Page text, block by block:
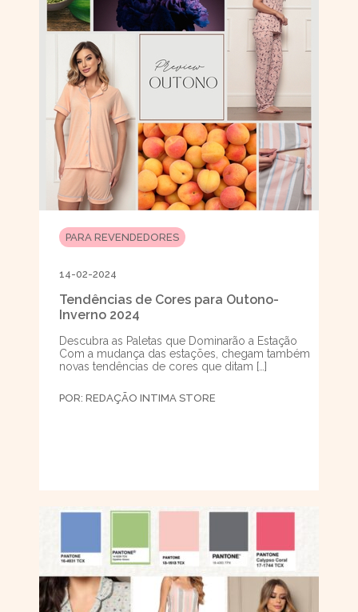
PARA REVENDEDORES
14-02-2024
Tendências de Cores para Outono-
Inverno 2024
Descubra as Paletas que Dominarão a Estação
Com a mudança das estações, chegam também
novas tendências de cores que ditam […]
POR: REDAÇÃO INTIMA STORE